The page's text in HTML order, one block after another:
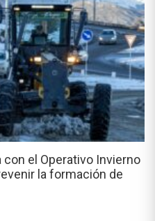
con el Operativo Invierno
la formación de